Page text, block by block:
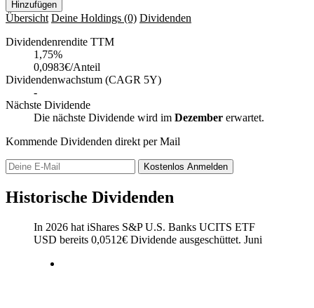
Hinzufügen
Übersicht Deine Holdings (0) Dividenden
Dividendenrendite TTM
1,75%
0,0983€/Anteil
Dividendenwachstum (CAGR 5Y)
-
Nächste Dividende
Die nächste Dividende wird im Dezember erwartet.
Kommende Dividenden direkt per Mail
Kostenlos Anmelden
Historische Dividenden
In 2026 hat iShares S&P U.S. Banks UCITS ETF
USD bereits 0,0512€ Dividende ausgeschüttet. Juni